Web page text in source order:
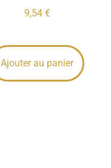
9,54 €
Ajouter au panier